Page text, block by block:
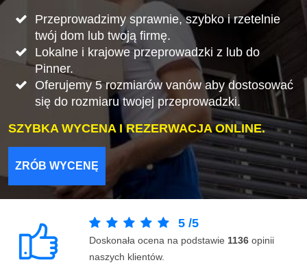
Przeprowadzimy sprawnie, szybko i rzetelnie
twój dom lub twoją firmę.
Lokalne i krajowe przeprowadzki z lub do
Pinner.
Oferujemy 5 rozmiarów vanów aby dostosować
się do rozmiaru twojej przeprowadzki.
SZYBKA WYCENA I REZERWACJA ONLINE.
ZRÓB WYCENĘ
5 /5
Doskonała ocena na podstawie 1136 opinii
naszych klientów.